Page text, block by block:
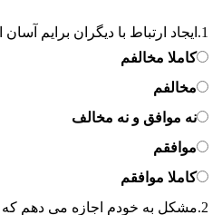
1. ایجاد ارتباط با دیگران برایم
کاملا مخالفم
مخالفم
نه موافق و نه مخالف
موافقم
کاملا موافقم
2. مشکل به خودم اجازه می دهم که